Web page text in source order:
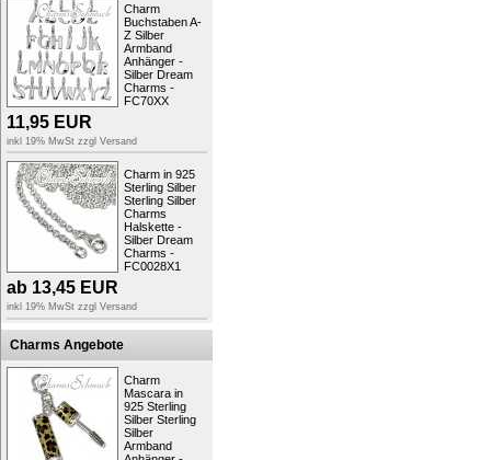
Charm
Buchstaben A-
Z Silber
Armband
Anhänger -
Silber Dream
Charms -
FC70XX
11,95 EUR
inkl 19% MwSt zzgl Versand
Charm in 925
Sterling Silber
Sterling Silber
Charms
Halskette -
Silber Dream
Charms -
FC0028X1
ab 13,45 EUR
inkl 19% MwSt zzgl Versand
Charms Angebote
Charm
Mascara in
925 Sterling
Silber Sterling
Silber
Armband